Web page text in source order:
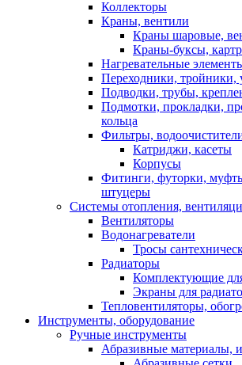
Коллекторы
Краны, вентили
Краны шаровые,
Краны-буксы,
Нагревательные
Переходники, тройники,
Подводки, трубы,
Подмотки, прокладки,
кольца
Фильтры,
Катриджи, касеты
Корпусы
Фитинги, футорки,
штуцеры
Системы отопления,
Вентиляторы
Водонагреватели
Тросы
Радиаторы
Комплектующие
Экраны для
Тепловентиляторы,
Инструменты, оборудование
Ручные инструменты
Абразивные материалы,